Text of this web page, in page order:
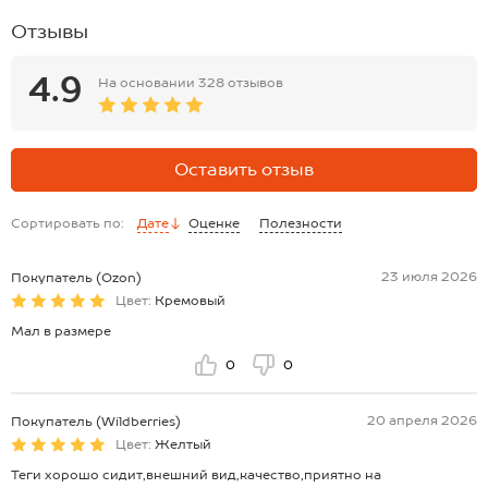
внеш.шва:37 см; длина рукава внут.шва:13 см.
бёдрам:42 см.
*замеры выборочные, могут незначительно отличаться.
Отзывы
4.9 На основании 328 отзывов
Оставить отзыв
Сортировать по: Дате Оценке Полезности
Покупатель (Ozon)
23 июля 2026
Цвет: Кремовый
Мал в размере
0 0
Покупатель (Wildberries)
20 апреля 2026
Цвет: Желтый
Теги хорошо сидит,внешний вид,качество,приятно на